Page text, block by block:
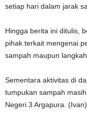
setiap hari dalam jarak
Hingga berita ini ditulis,
pihak terkait mengenai
sampah maupun
Sementara aktivitas di
tumpukan sampah
Negeri 3 Argapura. (Ivan)